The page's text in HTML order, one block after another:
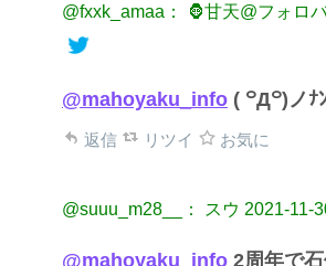
@fxxk_amaa： 🦍甘天@フォロ
@mahoyaku_info ( ꒪Д꒪)ノ
返信 リツイ お気に
@suuu_m28__： スウ 2021-11-
@mahoyaku_info 2周年で